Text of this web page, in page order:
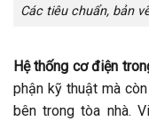
Các tiêu chuẩn, bản
Hệ thống cơ điện
phận kỹ thuật mà
bên trong tòa nhà.